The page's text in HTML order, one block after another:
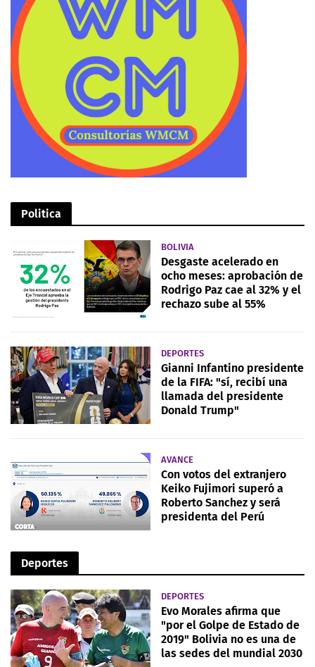
Politica
BOLIVIA
Desgaste acelerado en
ocho meses: aprobación de
Rodrigo Paz cae al 32% y el
rechazo sube al 55%
DEPORTES
Gianni Infantino presidente
de la FIFA: "sí, recibí una
llamada del presidente
Donald Trump"
AVANCE
Con votos del extranjero
Keiko Fujimori superó a
Roberto Sanchez y será
presidenta del Perú
Deportes
DEPORTES
Evo Morales afirma que
"por el Golpe de Estado de
2019" Bolivia no es una de
las sedes del mundial 2030